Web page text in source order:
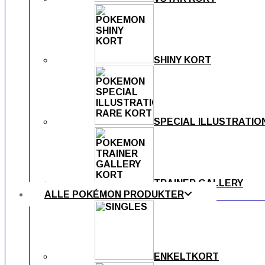
SHINY KORT
SPECIAL
TRAINER GALLERY
ALLE POKÉMON PRODUKTER
ENKELTKORT